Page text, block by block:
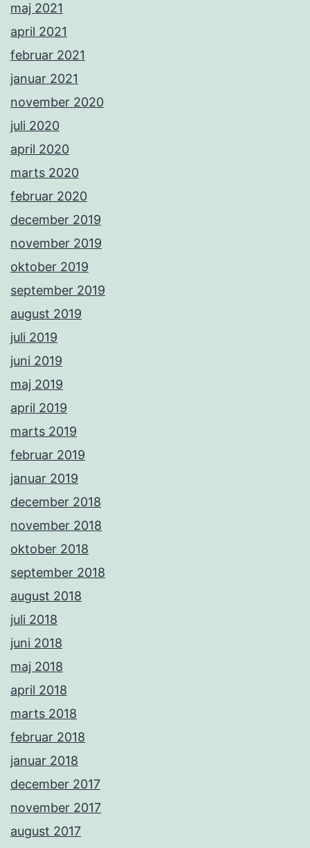
maj 2021
april 2021
februar 2021
januar 2021
november 2020
juli 2020
april 2020
marts 2020
februar 2020
december 2019
november 2019
oktober 2019
september 2019
august 2019
juli 2019
juni 2019
maj 2019
april 2019
marts 2019
februar 2019
januar 2019
december 2018
november 2018
oktober 2018
september 2018
august 2018
juli 2018
juni 2018
maj 2018
april 2018
marts 2018
februar 2018
januar 2018
december 2017
november 2017
august 2017